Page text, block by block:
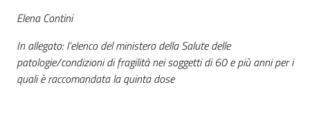
Elena Contini
In allegato: l’elenco del ministero della Salute delle
patologie/condizioni di fragilità nei soggetti di 60 e più anni per i
quali è raccomandata la quinta dose